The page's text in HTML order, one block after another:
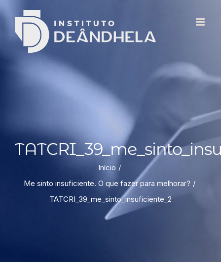
Início
Me sinto insuficiente. O que fazer para melhorar?
TATCRI_39_me_sinto_insuficiente_2